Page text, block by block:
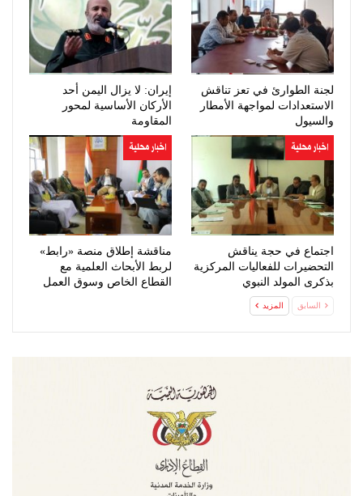
لجنة الطوارئ في تعز تناقش
الاستعدادات لمواجهة الأمطار
والسيول
إيران: لا يزال اليمن أحد
الأركان الأساسية لمحور
المقاومة
اخبار محلية
اجتماع في حجة يناقش
التحضيرات للفعاليات المركزية
بذكرى المولد النبوي
اخبار محلية
مناقشة إطلاق منصة «رابط»
لربط الأبحاث العلمية مع
القطاع الخاص وسوق العمل
السابق المزيد